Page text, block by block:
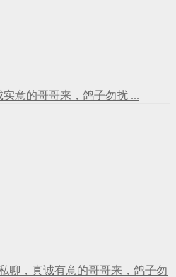
意的哥哥来，鸽子勿扰 ...
聊，真诚有意的哥哥来，鸽子勿